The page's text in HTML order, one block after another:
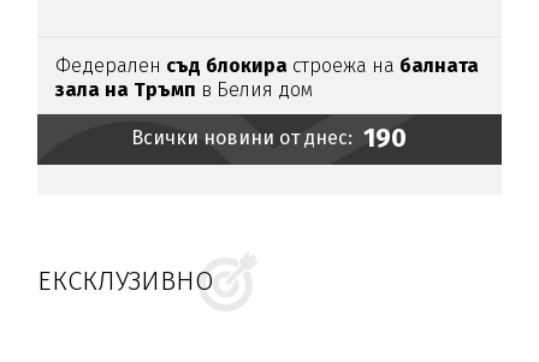
Федерален съд блокира строежа на балната
зала на Тръмп в Белия дом
Всички новини от днес: 190
ЕКСКЛУЗИВНО